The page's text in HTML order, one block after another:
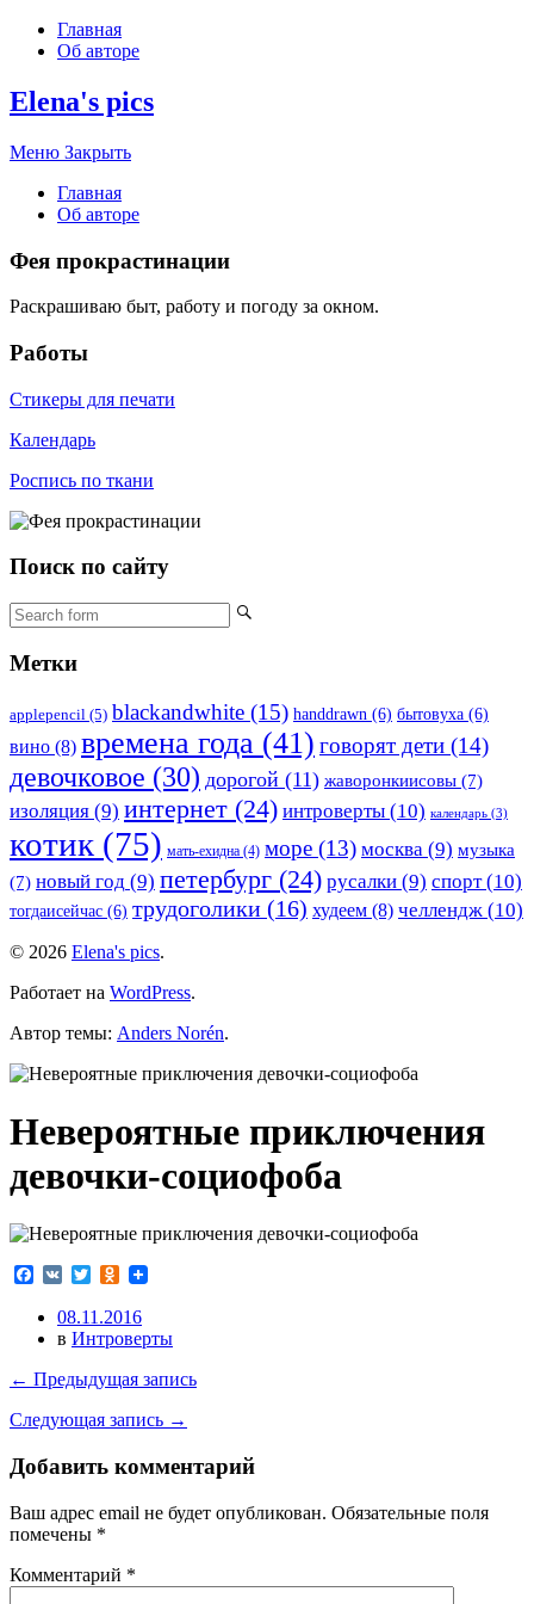
Главная
Об авторе
Elena's pics
Меню Закрыть
Главная
Об авторе
Фея прокрастинации
Раскрашиваю быт, работу и погоду за окном.
Работы
Стикеры для печати
Календарь
Роспись по ткани
Поиск по сайту
Метки
applepencil (5) blackandwhite (15) handdrawn (6) бытовуха (6)
вино (8) времена года (41) говорят дети (14)
девочковое (30) дорогой (11) жаворонкиисовы (7)
изоляция (9) интернет (24) интроверты (10) календарь (3)
котик (75) мать-ехидна (4) море (13) москва (9) музыка
(7) новый год (9) петербург (24) русалки (9) спорт(10)
тогдаисейчас (6) трудоголики (16) худеем (8) челлендж (10)
© 2026 Elena's pics.
Работает на WordPress.
Автор темы: Anders Norén.
Невероятные приключения
девочки-социофоба
Facebook
VK TwitterOdnoklassniki
08.11.2016
в Интроверты
← Предыдущая запись
Следующая запись →
Добавить комментарий
Ваш адрес email не будет опубликован. Обязательные поля
помечены *
Комментарий *